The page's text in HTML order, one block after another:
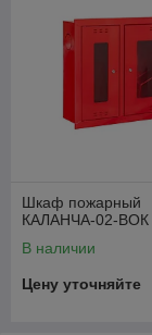
Шкаф пожарный
КАЛАНЧА-02-ВОК
В наличии
Цену уточняйте